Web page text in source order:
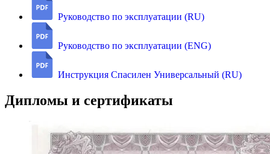
Руководство по эксплуатации (RU)
Руководство по эксплуатации (ENG)
Инструкция Спасилен Универсальный (RU)
Дипломы и сертификаты